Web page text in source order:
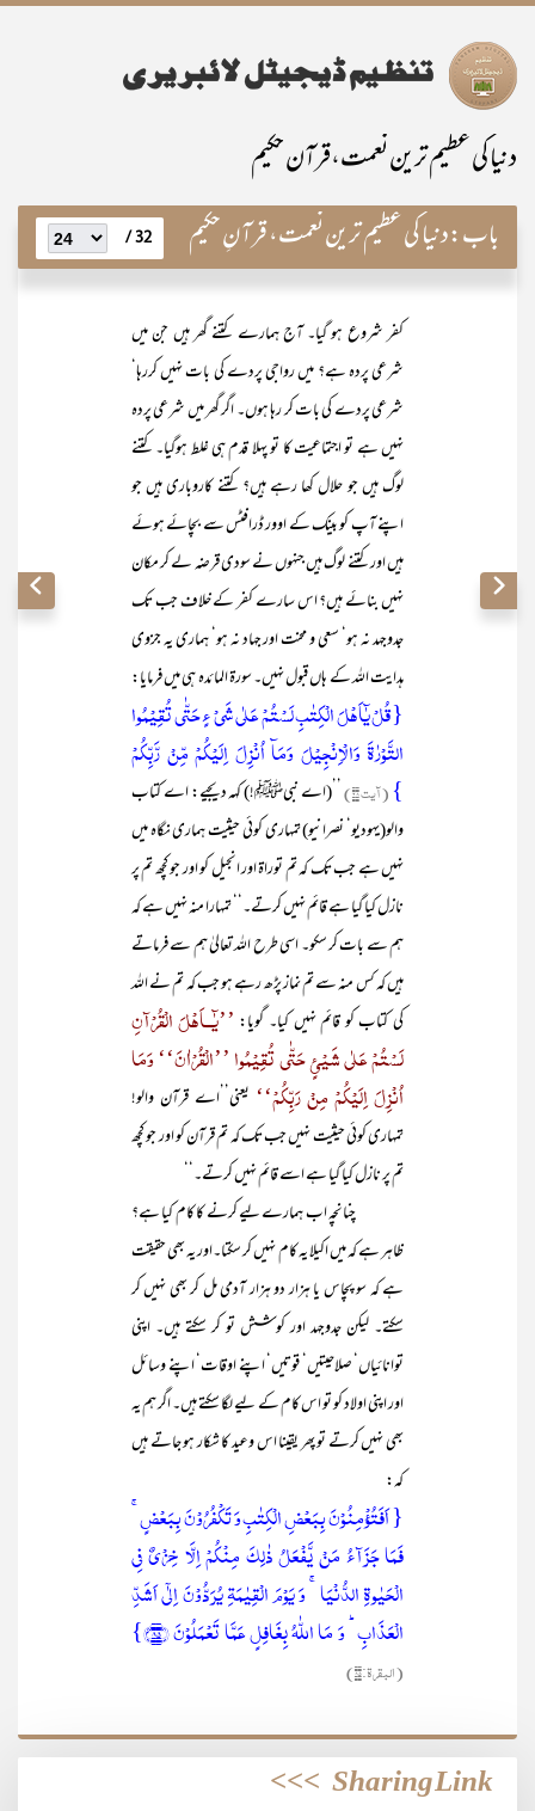
دنیا کی عظیم ترین نعمت،قرآن حکیم
باب:دنیا کی عظیم ترین نعمت، قرآنِ حکیم 32 /
کفر شروع ہو گیا۔ آج ہمارے کتنے گھر ہیں جن میں
شرعی پردہ ہے؟ میں رواجی پردے کی بات نہیں کررہا‘
شرعی پردے کی بات کر رہا ہوں۔ اگر گھر میں شرعی پردہ
نہیں ہے تو اجتماعیت کا تو پہلا قدم ہی غلط ہوگیا۔ کتنے
لوگ ہیں جو حلال کھا رہے ہیں؟ کتنے کاروباری ہیں جو
اپنے آپ کو بینک کے اوور ڈرافٹس سے بچائے ہوئے
ہیں اور کتنے لوگ ہیں جنہوں نے سودی قرضہ لے کر مکان
نہیں بنائے ہیں؟ اس سارے کفر کے خلاف جب تک
جدوجہد نہ ہو‘ سعی و محنت اور جہاد نہ ہو‘ ہماری یہ جزوی
ہدایت اللہ کے ہاں قبول نہیں۔ سورۃ المائدہ ہی میں فرمایا:
{قُلْ یٰٓاَھْلَ الْکِتٰبِ لَسْتُمْ عَلٰی شَیْ ءٍ حَتّٰی تُقِیْمُوا
التَّوْرٰۃَ وَالْاِنْجِیْلَ وَمَآ اُنْزِلَ اِلَیْکُمْ مِّنْ رَّبِّکُمْ
}(آیت ۶۸)
’’(اے نبیﷺ!) کہہ دیجیے: اے کتاب
والو(یہودیو‘ نصرانیو) تمہاری کوئی حیثیت ہماری نگاہ میں
نہیں ہے جب تک کہ تم توراۃ اور انجیل کو اور جو کچھ تم پر
نازل کیا گیا ہے قائم نہیں کرتے۔‘‘ تمہارا منہ نہیں ہے کہ
ہم سے بات کر سکو۔ اسی طرح اللہ تعالیٰ ہم سے فرماتے
ہیں کہ کس منہ سے تم نماز پڑھ رہے ہو جب کہ تم نے اللہ
کی کتاب کو قائم نہیں کیا۔ گویا: ’’یٰٓــاَھْلَ الْقُرْآنِ
لَسْتُمْ عَلٰی شَیْئٍ حَتّٰی تُقِیْمُوا ’’الْقُرْاٰنَ‘‘ وَمَا
اُنْزِلَ اِلَیْکُمْ مِنْ رَبِّکُمْ‘‘ یعنی’’اے قرآن والو!
تمہاری کوئی حیثیت نہیں جب تک کہ تم قرآن کو اور جو کچھ
تم پر نازل کیا گیا ہے اسے قائم نہیں کرتے۔‘‘
چنانچہ اب ہمارے لیے کرنے کا کام کیا ہے؟
ظاہر ہے کہ میں اکیلا یہ کام نہیں کر سکتا۔اور یہ بھی حقیقت
ہے کہ سو پچاس یا ہزار دو ہزار آدمی مل کر بھی نہیں کر
سکتے۔ لیکن جدوجہد اور کوشش تو کر سکتے ہیں۔ اپنی
توانائیاں‘ صلاحیتیں‘ قوتیں‘ اپنے اوقات‘ اپنے وسائل
اور اپنی اولاد کو تو اس کام کے لیے لگا سکتے ہیں۔ اگر ہم یہ
بھی نہیں کرتے تو پھر یقینا اس وعید کا شکار ہو جاتے ہیں
کہ:
{ اَفَتُؤۡمِنُوۡنَ بِبَعۡضِ الۡکِتٰبِ وَ تَکۡفُرُوۡنَ بِبَعۡضٍ ۚ
فَمَا جَزَآءُ مَنۡ یَّفۡعَلُ ذٰلِکَ مِنۡکُمۡ اِلَّا خِزۡیٌ فِی
الۡحَیٰوۃِ الدُّنۡیَا ۚ وَ یَوۡمَ الۡقِیٰمَۃِ یُرَدُّوۡنَ اِلٰۤی اَشَدِّ
الۡعَذَابِ ؕ وَ مَا اللّٰہُ بِغَافِلٍ عَمَّا تَعۡمَلُوۡنَ ﴿۸۵﴾}
(البقرۃ:۸۵)
Sharing Link
>>>